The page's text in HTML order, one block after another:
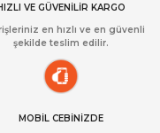
VE GÜVENİLİR KARGO
en hızlı ve en güvenli
şekilde teslim edilir.
MOBİL CEBİNİZDE